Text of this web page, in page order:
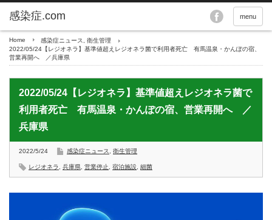
menu
Home 感染症ニュース
衛生管理
2022/05/24【レジオネラ】基準値超えレジオネラ菌で利用者死亡 有馬温泉・かんぽの宿、
営業再開へ ／兵庫県
2022/05/24【レジオネラ】基準値超えレジオネラ菌で
利用者死亡 有馬温泉・かんぽの宿、営業再開へ ／
兵庫県
2022/5/24 感染症ニュース 衛生管理
レジオネラ 兵庫県 営業停止 宿泊施設 細菌